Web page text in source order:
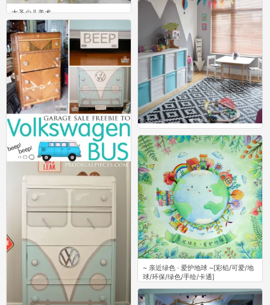
大圣少儿美术
0
~ 亲近绿色 · 爱护地球 ~[彩铅/可爱/地
球/环保/绿色/手绘/卡通]
9
5